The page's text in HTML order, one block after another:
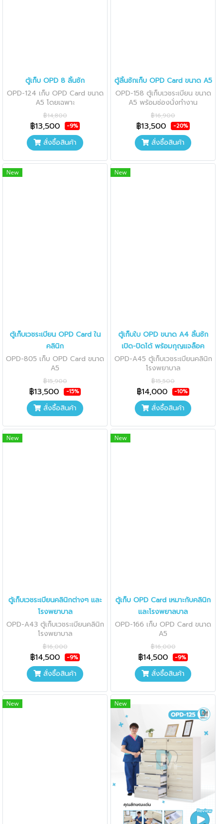
ตู้เก็บ OPD 8 ลิ้นชัก
OPD-124 เก็บ OPD Card ขนาด
A5 โดยเฉพาะ
฿14,800
฿13,500 -9%
สั่งซื้อสินค้า
ตู้ลิ้นชักเก็บ OPD Card ขนาด A5
OPD-158 ตู้เก็บเวชระเบียน ขนาด
A5 พร้อมช่องนั่งทำงาน
฿16,900
฿13,500 -20%
สั่งซื้อสินค้า
New
ตู้เก็บเวชระเบียน OPD Card ใน
คลินิก
OPD-805 เก็บ OPD Card ขนาด
A5
฿15,900
฿13,500 -15%
สั่งซื้อสินค้า
New
ตู้เก็บใบ OPD ขนาด A4 ลิ้นชัก
เปิด-ปิดได้ พร้อมกุญแจล็อค
OPD-A45 ตู้เก็บเวชระเบียนคลินิก
โรงพยาบาล
฿15,500
฿14,000 -10%
สั่งซื้อสินค้า
New
ตู้เก็บเวชระเบียนคลินิกต่างๆ และ
โรงพยาบาล
OPD-A43 ตู้เก็บเวชระเบียนคลินิก
โรงพยาบาล
฿16,000
฿14,500 -9%
สั่งซื้อสินค้า
New
ตู้เก็บ OPD Card เหมาะกับคลินิก
และโรงพยาลบาล
OPD-166 เก็บ OPD Card ขนาด
A5
฿16,000
฿14,500 -9%
สั่งซื้อสินค้า
New New